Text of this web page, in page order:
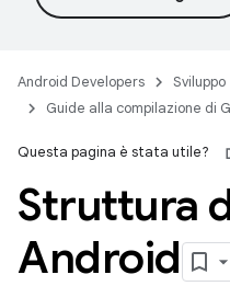
Android Developers Sviluppo
Guide alla compilazione di
Questa pagina è stata utile?
Struttura
Android